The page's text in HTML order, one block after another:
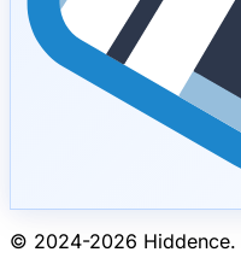
© 2024-2026 Hiddence.